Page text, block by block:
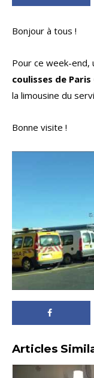
Bonjour à tous !
Pour ce week-end,
coulisses de
la limousine du
Bonne visite !
Articles